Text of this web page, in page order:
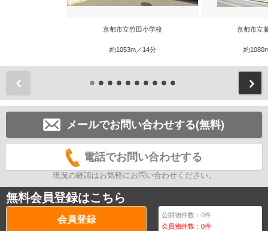
京都市立竹田小学校
約1053m／14分
京都市立
約
メールでお問い合わせする(無料)
電話でお問い合わせする
現況の確認はお気軽にお問い合わせください。
無料会員登録はこちら
会員登録 公開物件数：0件
会員物件数：0件